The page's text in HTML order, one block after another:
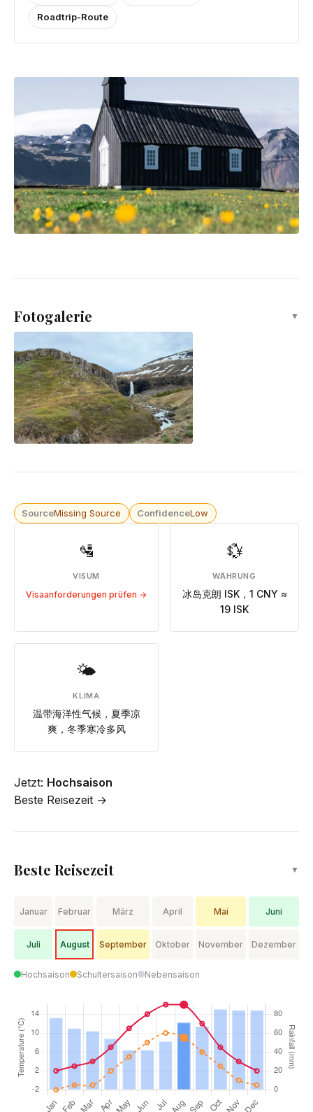
Roadtrip-Route
Fotogalerie ▼
SourceMissing Source ConfidenceLow
🛂
VISUM
Visaanforderungen prüfen →
💱
WÄHRUNG
冰岛克朗 ISK，1 CNY ≈
19 ISK
🌤
KLIMA
温带海洋性气候，夏季凉
爽，冬季寒冷多风
Jetzt: Hochsaison
Beste Reisezeit →
Beste Reisezeit ▼
Januar Februar März April Mai Juni
Juli August September Oktober November Dezember
Hochsaison Schultersaison Nebensaison